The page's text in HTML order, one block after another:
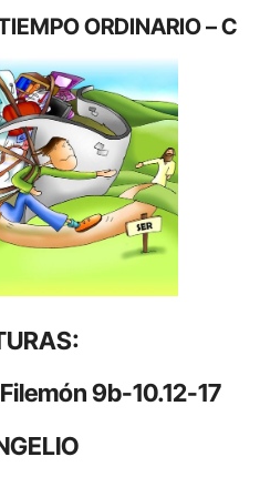
ORDINARIO – C
9b-10.12-17